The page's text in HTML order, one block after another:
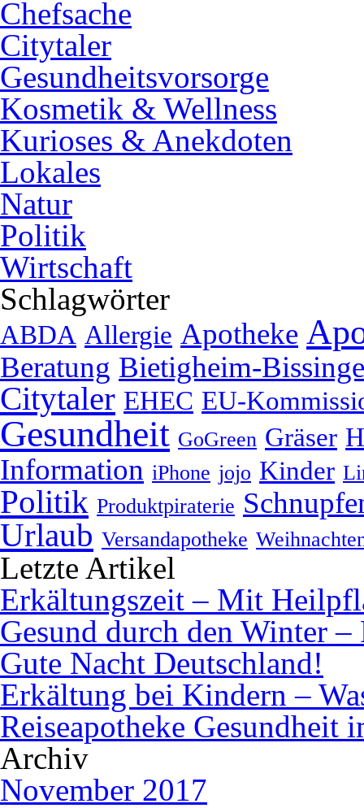
Chefsache
Citytaler
Gesundheitsvorsorge
Kosmetik & Wellness
Kurioses & Anekdoten
Lokales
Natur
Politik
Wirtschaft
Schlagwörter
ABDA Allergie Apotheke
Beratung Bietigheim-
Citytaler EHEC EU-
Gesundheit GoGreen Gräser
Information iPhone jojo Kinder
Politik Produktpiraterie
Urlaub Versandapotheke
Letzte Artikel
Erkältungszeit – Mit
Gesund durch den Winter
Gute Nacht Deutschland!
Erkältung bei Kindern –
Reiseapotheke Gesundheit
Archiv
November 2017